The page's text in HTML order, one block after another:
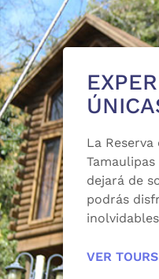
La
dejará de
podrás
VER TOURS